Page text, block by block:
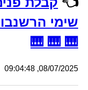
שימי
🎹 🎹 🎹
08/07/2025, 09:04:48